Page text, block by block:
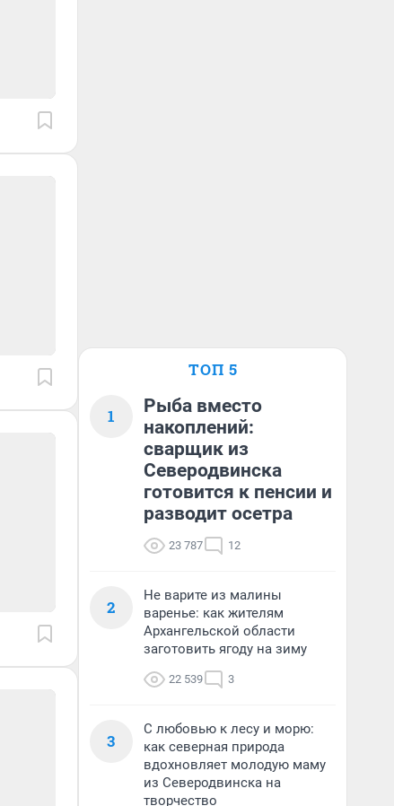
ТОП 5
1
Рыба вместо
накоплений:
сварщик из
Северодвинска
готовится к пенсии и
разводит осетра
23 787 12
2
Не варите из малины
варенье: как жителям
Архангельской области
заготовить ягоду на зиму
22 539 3
3
С любовью к лесу и морю:
как северная природа
вдохновляет молодую маму
из Северодвинска на
творчество